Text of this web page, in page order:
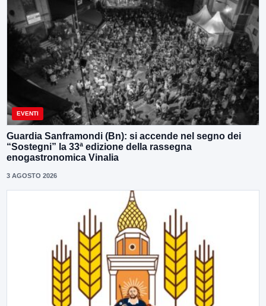
EVENTI
Guardia Sanframondi (Bn): si accende nel segno dei
“Sostegni” la 33ª edizione della rassegna
enogastronomica Vinalia
3 AGOSTO 2026